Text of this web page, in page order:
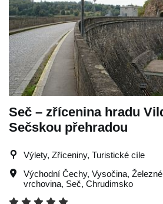
Seč – zřícenina hradu
Sečskou přehradou
Výlety, Zříceniny, Turistické cíle
Východní Čechy, Vysočina,
vrchovina, Seč, Chrudimsko